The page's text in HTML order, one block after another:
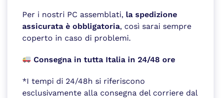
Per i nostri PC assemblati, la spedizione
assicurata è obbligatoria, così sarai sempre
coperto in caso di problemi.
Consegna in tutta Italia in 24/48 ore
*I tempi di 24/48h si riferiscono
esclusivamente alla consegna del corriere dal